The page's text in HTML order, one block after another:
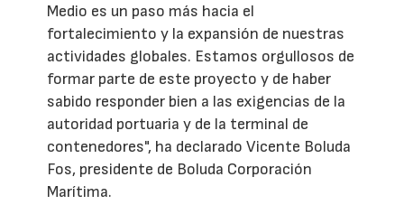
Medio es un paso más hacia el
fortalecimiento y la expansión de nuestras
actividades globales. Estamos orgullosos de
formar parte de este proyecto y de haber
sabido responder bien a las exigencias de la
autoridad portuaria y de la terminal de
contenedores", ha declarado Vicente Boluda
Fos, presidente de Boluda Corporación
Marítima.